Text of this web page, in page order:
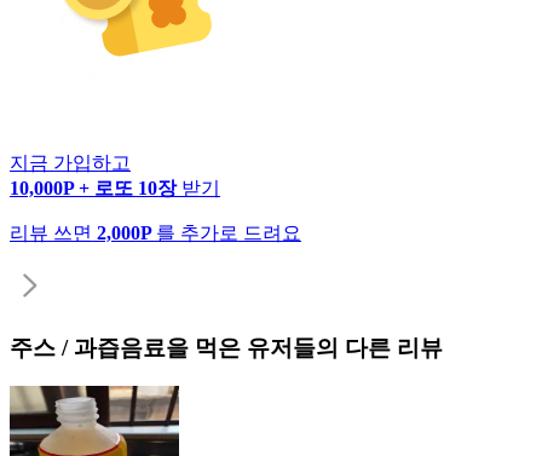
지금 가입하고
10,000P + 로또 10장 받기
리뷰 쓰면 2,000P 를 추가로 드려요
주스 / 과즙음료을 먹은 유저들의 다른 리뷰